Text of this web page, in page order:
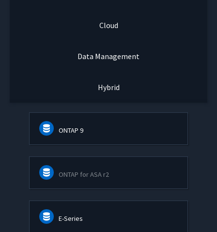
Cloud
Data Management
Hybrid
ONTAP 9
ONTAP for ASA r2
E-Series